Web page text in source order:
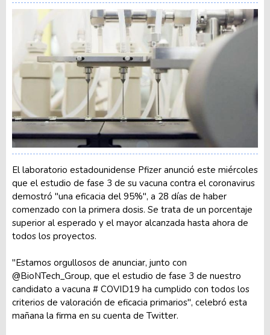
El laboratorio estadounidense Pfizer anunció este miércoles
que el estudio de fase 3 de su vacuna contra el coronavirus
demostró "una eficacia del 95%", a 28 días de haber
comenzado con la primera dosis. Se trata de un porcentaje
superior al esperado y el mayor alcanzada hasta ahora de
todos los proyectos.
"Estamos orgullosos de anunciar, junto con
@BioNTech_Group, que el estudio de fase 3 de nuestro
candidato a vacuna # COVID19 ha cumplido con todos los
criterios de valoración de eficacia primarios", celebró esta
mañana la firma en su cuenta de Twitter.